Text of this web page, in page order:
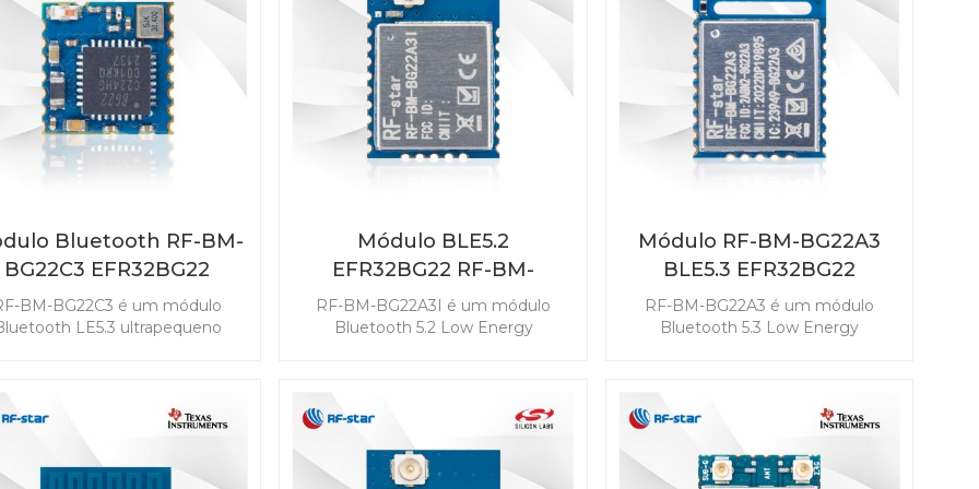
escolha para simplificar seu
trabalho de design.
RF.
primeiro dispositivo Matter.
Bluetooth RF-BM-
BG22C3 EFR32BG22
BM-BG22C3 é um módulo
LE5.3 ultrapequeno
energia ultrabaixo prolonga a
útil de uma bateria de célula
moeda. Os recursos poderosos
o módulo com recursos
Módulo BLE5.2
EFR32BG22 RF-BM-
BG22A3I
RF-BM-BG22A3I é um módulo
Bluetooth 5.2 Low Energy
uma bateria de célula tipo moeda.
Este módulo mestre-escravo BLE
possui o melhor consumo de
energia ultrabaixo da categoria. Os
Módulo RF-BM-BG22A3
BLE5.3 EFR32BG22
RF-BM-BG22A3 é um módulo
Bluetooth 5.3 Low Energy
uma bateria de célula tipo moeda.
Este módulo EFR32BG22 possui o
melhor consumo de energia
ultrabaixo da categoria. Os recursos